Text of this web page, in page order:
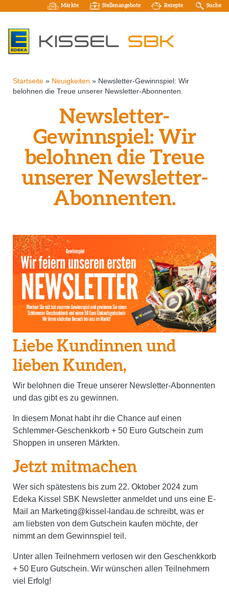
Märkte Stellenangebote Rezepte Suche
Startseite » Neuigkeiten » Newsletter-Gewinnspiel: Wir
belohnen die Treue unserer Newsletter-Abonnenten.
Newsletter-
Gewinnspiel: Wir
belohnen die Treue
unserer Newsletter-
Abonnenten.
Liebe Kundinnen und
lieben Kunden,
Wir belohnen die Treue unserer Newsletter-Abonnenten
und das gibt es zu gewinnen.
In diesem Monat habt ihr die Chance auf einen
Schlemmer-Geschenkkorb + 50 Euro Gutschein zum
Shoppen in unseren Märkten.
Jetzt mitmachen
Wer sich spätestens bis zum 22. Oktober 2024 zum
Edeka Kissel SBK Newsletter anmeldet und uns eine E-
Mail an Marketing@kissel-landau.de schreibt, was er
am liebsten von dem Gutschein kaufen möchte, der
nimmt an dem Gewinnspiel teil.
Unter allen Teilnehmern verlosen wir den Geschenkkorb
+ 50 Euro Gutschein. Wir wünschen allen Teilnehmern
viel Erfolg!